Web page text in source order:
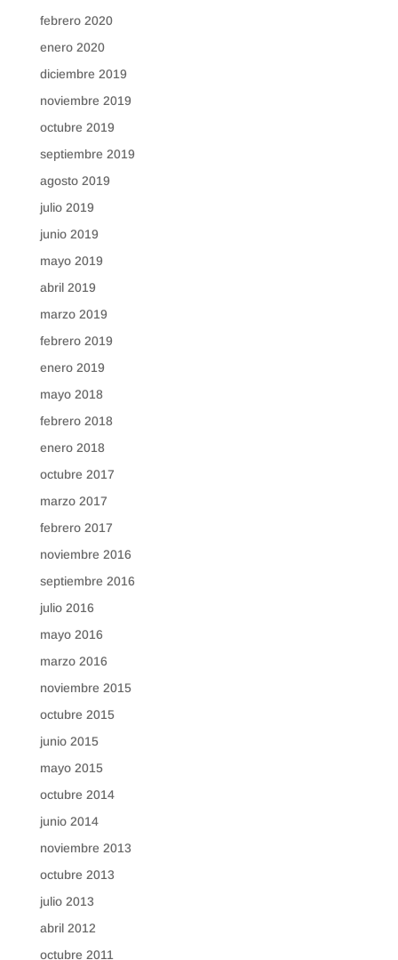
febrero 2020
enero 2020
diciembre 2019
noviembre 2019
octubre 2019
septiembre 2019
agosto 2019
julio 2019
junio 2019
mayo 2019
abril 2019
marzo 2019
febrero 2019
enero 2019
mayo 2018
febrero 2018
enero 2018
octubre 2017
marzo 2017
febrero 2017
noviembre 2016
septiembre 2016
julio 2016
mayo 2016
marzo 2016
noviembre 2015
octubre 2015
junio 2015
mayo 2015
octubre 2014
junio 2014
noviembre 2013
octubre 2013
julio 2013
abril 2012
octubre 2011